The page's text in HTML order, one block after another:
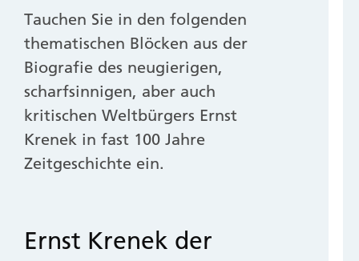
Tauchen Sie in den folgenden
thematischen Blöcken aus der
Biografie des neugierigen,
scharfsinnigen, aber auch
kritischen Weltbürgers Ernst
Krenek in fast 100 Jahre
Zeitgeschichte ein.
Ernst Krenek der